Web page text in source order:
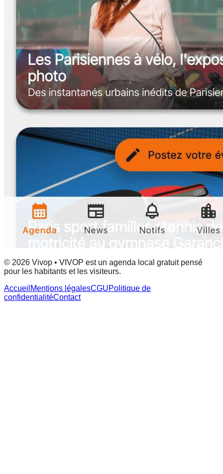
© 2026 Vivop • VIVOP est un agenda local gratuit pensé
pour les habitants et les visiteurs.
Accueil Mentions légalesCGUPolitique de
confidentialitéContact